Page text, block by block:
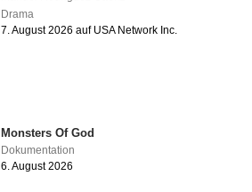
Drama
7. August 2026 auf USA Network Inc.
Monsters Of God
Dokumentation
6. August 2026